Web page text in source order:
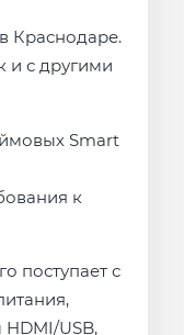
Краснодаре.
и с другими
Smart
к
поступает с
USB,